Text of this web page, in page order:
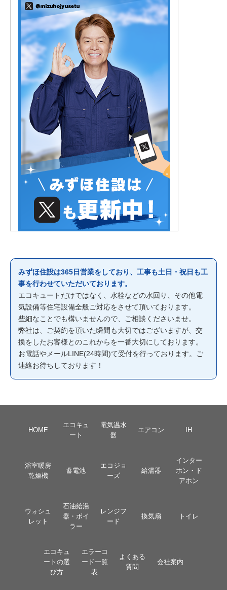
みずほ住設は365日営業をしており、工事も土日・祝日も工
事を行わせていただいております。
エコキュートだけではなく、水栓などの水回り、その他電
気設備等住宅設備全般ご対応をさせて頂いております。
些細なことでも構いませんので、ご相談くださいませ。
弊社は、ご契約を頂いた瞬間も大切ではございますが、交
換をしたお客様とのこれからを一番大切にしております。
お電話やメールLINE(24時間)て受付を行っております。ご
連絡お待ちしております！
HOME
エコキュ
ート
電気温水
器
エアコン IH
浴室暖房
乾燥機
蓄電池
エコジョ
ーズ
給湯器
インター
ホン・ド
アホン
ウォシュ
レット
石油給湯
器・ボイ
ラー
レンジフ
ード
換気扇 トイレ
エコキュ
ートの選
び方
エラーコ
ード一覧
表
よくある
質問
会社案内